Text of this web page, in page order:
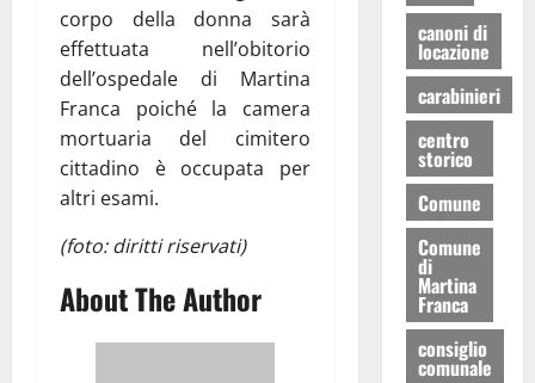
corpo della donna sarà
effettuata nell’obitorio
dell’ospedale di Martina
Franca poiché la camera
mortuaria del cimitero
cittadino è occupata per
altri esami.
(foto: diritti riservati)
About The Author
canoni di
locazione
carabinieri
centro
storico
Comune
Comune
di
Martina
Franca
consiglio
comunale